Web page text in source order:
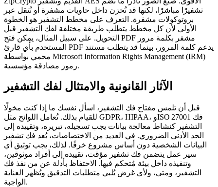
تشفيرًا مباشرًا، لكنها قد تُخزن داخل حاويات مشفرة أو تُنقل عبر
بروتوكولات مشفرة. التعرف على مخطط التشفير هو الخطوة
الأولى لأن كل مخطط يتطلب طريقة مختلفة لفك التشفير قبل
التحويل. على سبيل المثال، يمكن فتح PDF مشفر بكلمة مرور
المستخدم بأي قارئ PDF يدعم كلمة المرور، بينما قد يتطلب مستند
محمي بواسطة Microsoft Information Rights Management (IRM)
رموز مصادقة مؤسسية.
الآثار القانونية والامتثال لفك التشفير
قبل أن تلمس مفتاح فك التشفير، اسأل نفسك ما إذا كنت مخولًا
للقيام بذلك. تُعامل اللوائح مثل GDPR، HIPAA، وISO 27001 فك
التشفير كنشاط معالجة بيانات يجب تسجيله، تبريره، وتقييده إلى
الحد الأدنى الضروري. في العديد من الاختصاصات، يُعد فك تشفير
البيانات الشخصية دون أساس مشروع خرقًا. لذلك، يجب توثيق أي
سير عمل يتضمن فك تشفير مؤقت، تقييده إلى أفراد موثوقين،
وتنفيذه داخل بيئة مُتحكم فيها. الاحتفاظ بأدلة عن من نفذ فك
التشفير، ومتى، ولأي غرض يُلبي متطلبات التدقيق ويُظهر العناية
الواجبة.